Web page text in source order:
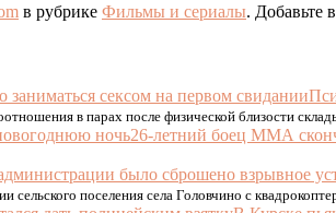
в рубрике Фильмы и сериалы. Добавьте
в парах после физической близости
26-летний боец ММА
сельского поселения села Головчино с